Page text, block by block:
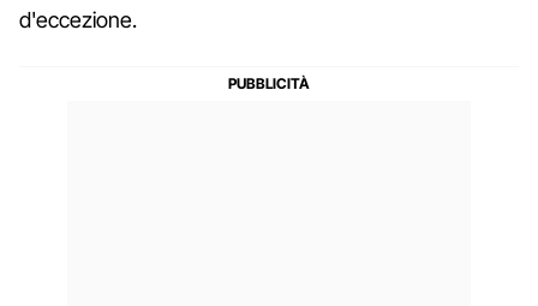
d'eccezione.